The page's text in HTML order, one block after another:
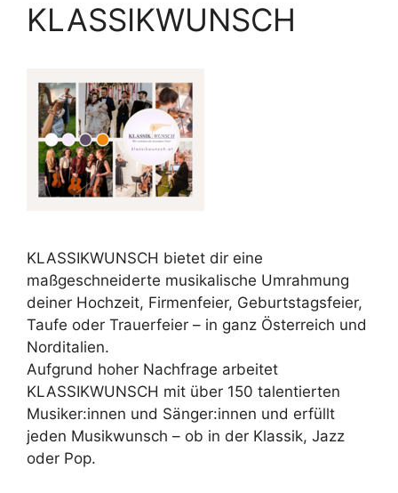
KLASSIKWUNSCH
KLASSIKWUNSCH bietet dir eine
maßgeschneiderte musikalische Umrahmung
deiner Hochzeit, Firmenfeier, Geburtstagsfeier,
Taufe oder Trauerfeier – in ganz Österreich und
Norditalien.
Aufgrund hoher Nachfrage arbeitet
KLASSIKWUNSCH mit über 150 talentierten
Musiker:innen und Sänger:innen und erfüllt
jeden Musikwunsch – ob in der Klassik, Jazz
oder Pop.